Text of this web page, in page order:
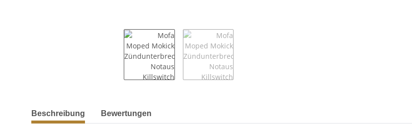
weitere Registerkarten anzeigen
Beschreibung Bewertungen